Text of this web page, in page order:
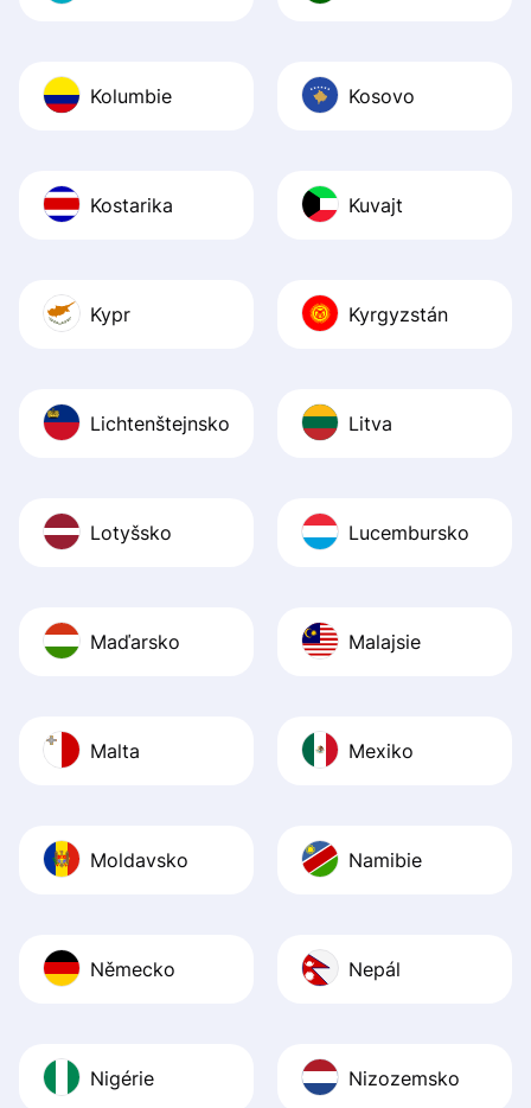
Kolumbie Kosovo
Kostarika Kuvajt
Kypr Kyrgyzstán
Lichtenštejnsko Litva
Lotyšsko Lucembursko
Maďarsko Malajsie
Malta Mexiko
Moldavsko Namibie
Německo Nepál
Nigérie Nizozemsko